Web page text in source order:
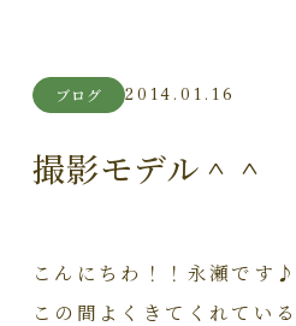
ブログ 2014.01.16
撮影モデル＾＾
こんにちわ！！永瀬です♪
この間よくきてくれてい